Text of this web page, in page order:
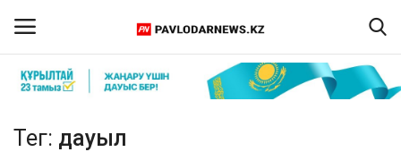
Тіркелу
Тег: дауыл